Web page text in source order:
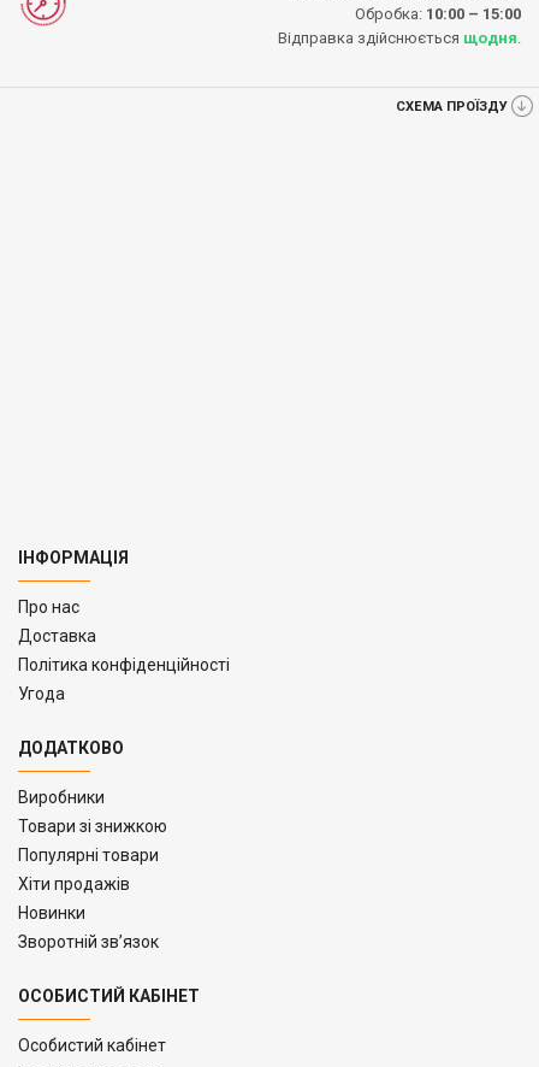
Обробка: 10:00 – 15:00
Відправка здійснюється щодня
СХЕМА ПРОЇЗДУ
ІНФОРМАЦІЯ
Про нас
Доставка
Політика конфіденційності
Угода
ДОДАТКОВО
Виробники
Товари зі знижкою
Популярні товари
Хіти продажів
Новинки
Зворотній зв’язок
ОСОБИСТИЙ КАБІНЕТ
Особистий кабінет